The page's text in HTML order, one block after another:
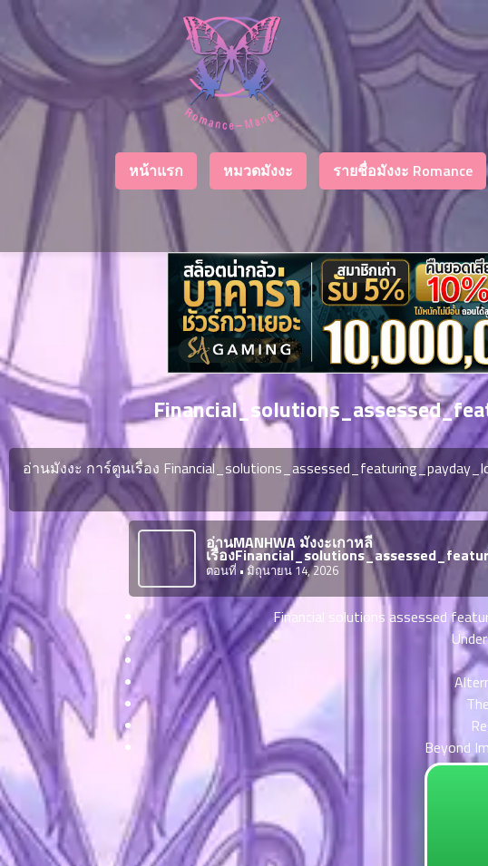
หน้าแรก หมวดมังงะ รายชื่อมังงะ Romance
อ่านมังงะ การ์ตูนเรื่อง
อ่านMANHWA มังงะเกาหลี
เรื่อง
ตอนที่ • มิถุนายน 14, 2026
Financial solutions assessed
Beyond
Chapter
List
ตอน
ที่
ตอน
ตอน
ที่
4
ตอน
ที่
ม
5
ตอน
ที่
น
7
ตอน
ที่
น
8
ตอน
ที่
น
9
ตอน
10
ตอน
ที่